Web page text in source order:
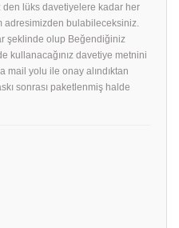
den lüks davetiyelere kadar her
bulabileceksiniz.
şeklinde olup Beğendiğiniz
kullanacağınız davetiye metnini
mail yolu ile onay alındıktan
sonrası paketlenmiş halde